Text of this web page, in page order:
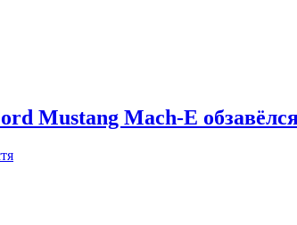
Mustang Mach-E